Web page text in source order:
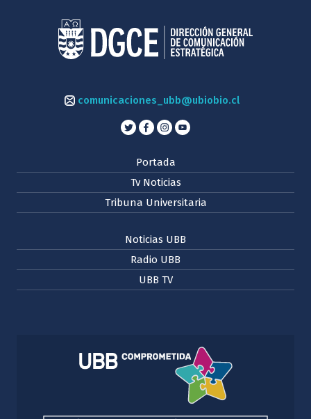
comunicaciones_ubb@ubiobio.cl
Portada
Tv Noticias
Tribuna Universitaria
Noticias UBB
Radio UBB
UBB TV